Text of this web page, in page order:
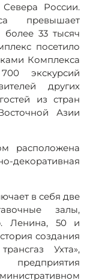
Севера России.
превышает
33 тысяч
посетило
Комплекса
экскурсий
других
из стран
Азии
расположена
в себя две
залы,
Ленина, 50 и
создания
Ухта»,